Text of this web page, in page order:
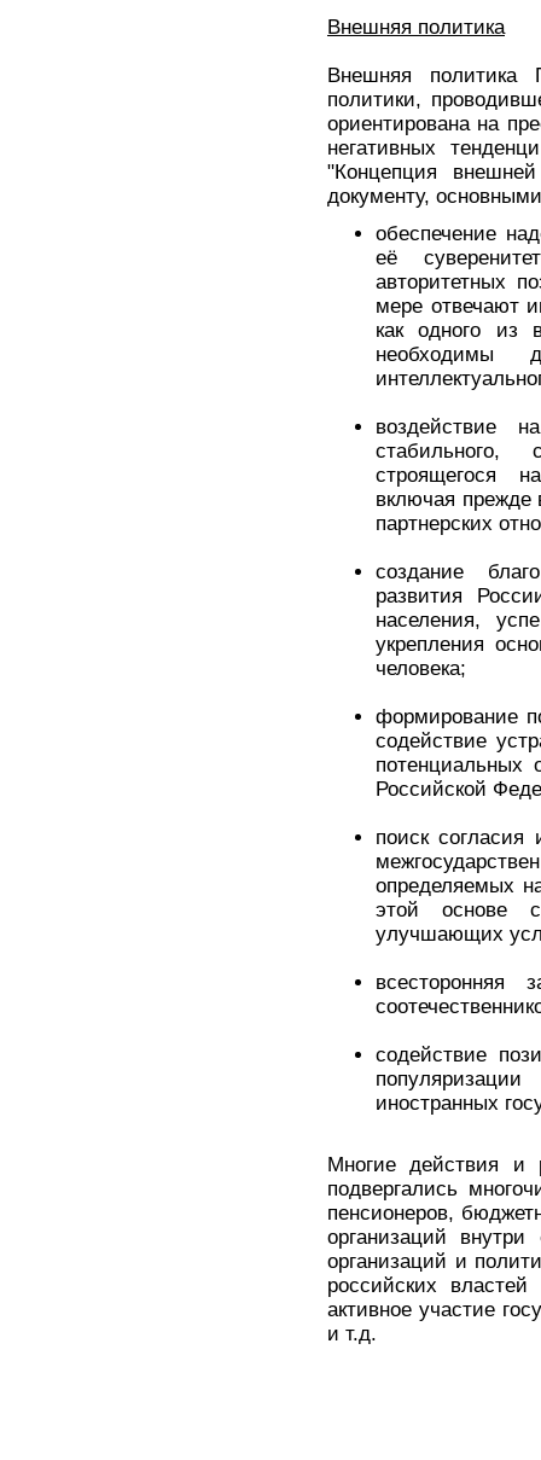
Внешняя политика
Внешняя политика
политики,
ориентирована на
негативных
"Концепция
документу,
обеспечение
её
авторитетных
мере отвечают
как одного из
необходимы
воздействие
стабильного,
строящегося
включая
партнерских
создание
развития
населения,
укрепления
человека;
формирование
содействие
потенциальных
Российской
поиск
определяемых
этой основе
улучшающих
содействие
иностранных
Многие действия
подвергались
пенсионеров,
организаций
организаций и
российских
активное участие
и т.д.